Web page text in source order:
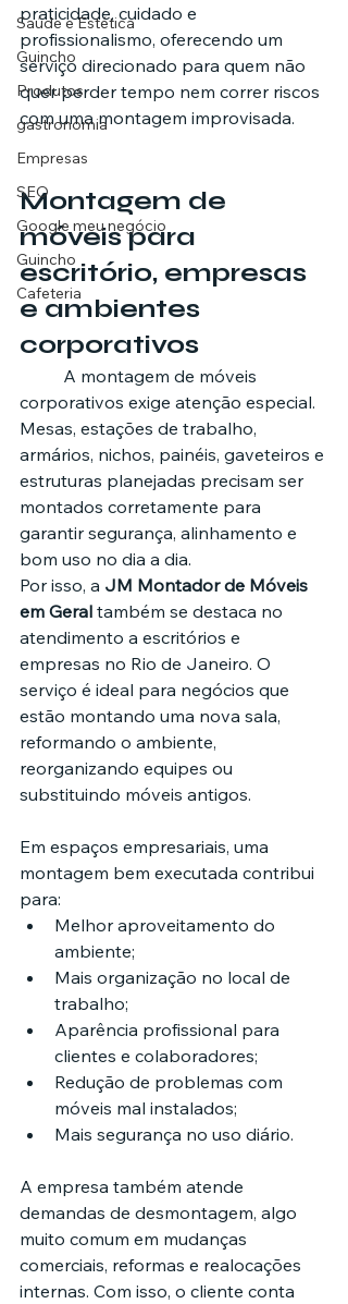
Saúde e Estética
Guincho
Produtos
gastronomia
Empresas
SEO
Google meu negócio
Guincho
Cafeteria
praticidade, cuidado e
profissionalismo, oferecendo um
serviço direcionado para quem não
quer perder tempo nem correr riscos
com uma montagem improvisada.
Montagem de
móveis para
escritório, empresas
e ambientes
corporativos
corporativos exige atenção especial.
Mesas, estações de trabalho,
armários, nichos, painéis, gaveteiros e
estruturas planejadas precisam ser
montados corretamente para
garantir segurança, alinhamento e
bom uso no dia a dia.
Por isso, a JM Montador de Móveis
em Geral também se destaca no
atendimento a escritórios e
empresas no Rio de Janeiro. O
serviço é ideal para negócios que
estão montando uma nova sala,
reformando o ambiente,
reorganizando equipes ou
substituindo móveis antigos.
Em espaços empresariais, uma
montagem bem executada contribui
para:
Melhor aproveitamento do
ambiente;
Mais organização no local de
trabalho;
Aparência profissional para
clientes e colaboradores;
Redução de problemas com
móveis mal instalados;
Mais segurança no uso diário.
A empresa também atende
demandas de desmontagem, algo
muito comum em mudanças
comerciais, reformas e realocações
internas. Com isso, o cliente conta